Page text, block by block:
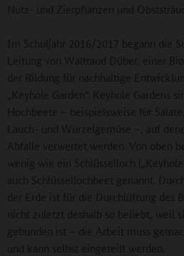
Nutz- und Zierpflanzen und
Im Schuljahr 2016/2017 begann die
Leitung von Waltraud Düber, einer
der Bildung für nachhaltige
„Keyhole Garden“. Keyhole Gardens
Hochbeete – beispielsweise für
Lauch- und Wurzelgemüse –, auf
Abfalle verwertet werden. Von oben
wenig wie ein Schlüsselloch
auch Schlüssellochbeet genannt.
der Erde ist für die Durchlüftung des
nicht zuletzt deshalb so beliebt, weil
gebunden ist – die Arbeit muss
und kann selbst eingeteilt werden.